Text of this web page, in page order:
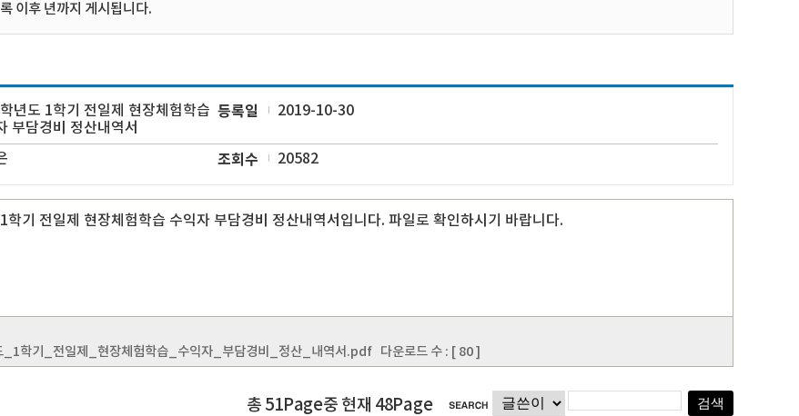
이후 년까지 게시됩니다.
년도 1학기 전일제 현장체험학습
부담경비 정산내역서
등록일 2019-10-30
조회수 20582
학기 전일제 현장체험학습 수익자 부담경비 정산내역서입니다. 파일로 확인하시기 바랍니다.
_1학기_전일제_현장체험학습_수익자_부담경비_정산_내역서.pdf 다운로드 수 : [ 80 ]
총 51Page중 현재 48Page